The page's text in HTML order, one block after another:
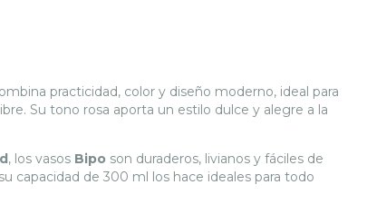
practicidad, color y diseño moderno, ideal para
Su tono rosa aporta un estilo dulce y alegre a la
, los vasos Bipo son duraderos, livianos y fáciles de
capacidad de 300 ml los hace ideales para todo